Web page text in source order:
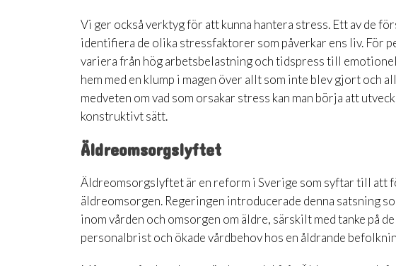
Vi ger också verktyg för att kunna hantera stress. Ett av de
identifiera de olika stressfaktorer som påverkar ens liv. För
variera från hög arbetsbelastning och tidspress till
hem med en klump i magen över allt som inte blev gjort och
medveten om vad som orsakar stress kan man börja att
konstruktivt sätt.
Äldreomsorgslyftet
Äldreomsorgslyftet är en reform i Sverige som syftar till att
äldreomsorgen. Regeringen introducerade denna satsning
inom vården och omsorgen om äldre, särskilt med tanke på
personalbrist och ökade vårdbehov hos en åldrande